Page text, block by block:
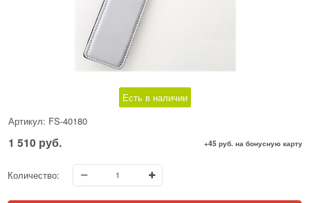
Есть в наличии
Артикул: FS-40180
1 510 руб. +45 руб. на бонусную карту
Количество: